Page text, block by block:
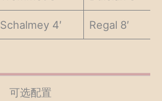
Schalmey 4′ Regal 8′
可选配置